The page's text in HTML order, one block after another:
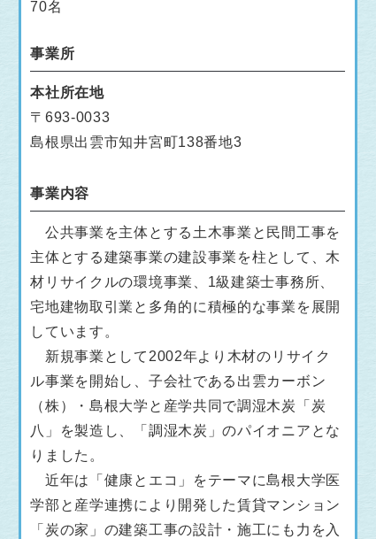
70名
事業所
本社所在地
〒693-0033
島根県出雲市知井宮町138番地3
事業内容
公共事業を主体とする土木事業と民間工事を
主体とする建築事業の建設事業を柱として、木
材リサイクルの環境事業、1級建築士事務所、
宅地建物取引業と多角的に積極的な事業を展開
しています。
新規事業として2002年より木材のリサイク
ル事業を開始し、子会社である出雲カーボン
（株）・島根大学と産学共同で調湿木炭「炭
八」を製造し、「調湿木炭」のパイオニアとな
りました。
近年は「健康とエコ」をテーマに島根大学医
学部と産学連携により開発した賃貸マンション
「炭の家」の建築工事の設計・施工にも力を入